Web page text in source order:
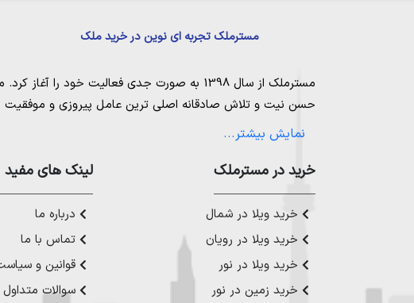
مسترملک تجربه ای نوین در خرید ملک
مسترملک از سال 1398 به صورت جدی فعالیت خود را آغاز کرد. ما در مجموعه
حسن نیت و تلاش صادقانه اصلی ترین عامل پیروزی و موفقیت
مساعی خویش را به کار میگیریم تا بتوانیم با صداقت کامل
ملک در شمال،خرید زمین در نور خرید زمین در چمستان،
رویان،خرید زمین در محمودآباد خرید ویلا در شمال
چمستان ،خرید ویلا در نوشهر خرید ویلا در محمودآبادو
عزیز خدمت کنیم.
نمایش بیشتر...
خرید در مستر‌ملک
خرید ویلا در شمال
خرید ویلا در رویان
خرید ویلا در نور
خرید زمین در نور
لینک های مفید
درباره ما
تماس با ما
قوانین و
سوالات متداول